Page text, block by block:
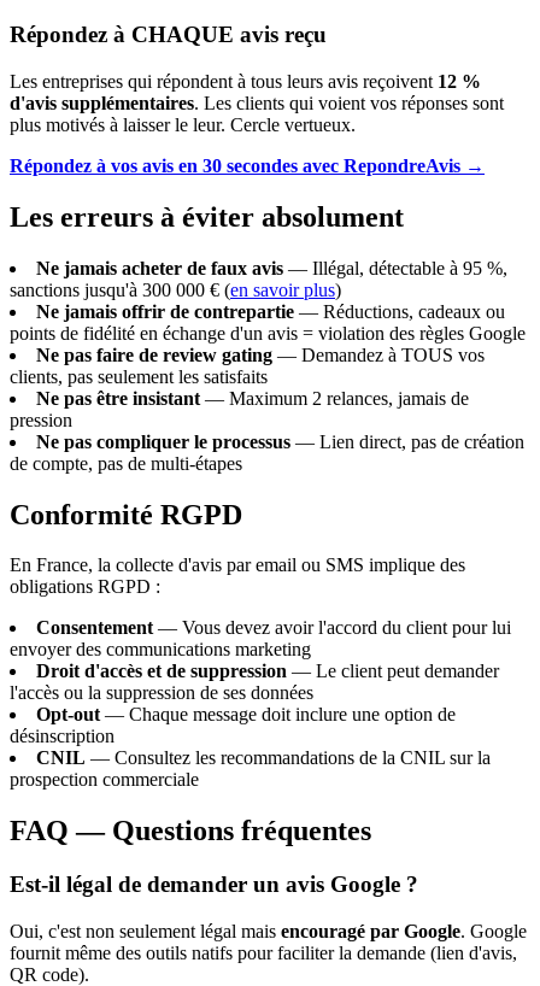
Répondez à CHAQUE avis reçu
Les entreprises qui répondent à tous leurs avis reçoivent 12 %
d'avis supplémentaires. Les clients qui voient vos réponses sont
plus motivés à laisser le leur. Cercle vertueux.
Répondez à vos avis en 30 secondes avec RepondreAvis →
Les erreurs à éviter absolument
Ne jamais acheter de faux avis — Illégal, détectable à 95 %,
sanctions jusqu'à 300 000 € (en savoir plus)
Ne jamais offrir de contrepartie — Réductions, cadeaux ou
points de fidélité en échange d'un avis = violation des règles Google
Ne pas faire de review gating — Demandez à TOUS vos
clients, pas seulement les satisfaits
Ne pas être insistant — Maximum 2 relances, jamais de
pression
Ne pas compliquer le processus — Lien direct, pas de création
de compte, pas de multi-étapes
Conformité RGPD
En France, la collecte d'avis par email ou SMS implique des
obligations RGPD :
Consentement— Vous devez avoir l'accord du client pour lui
envoyer des communications marketing
Droit d'accès et de suppression — Le client peut demander
l'accès ou la suppression de ses données
Opt-out— Chaque message doit inclure une option de
désinscription
CNIL — Consultez les recommandations de la CNIL sur la
prospection commerciale
FAQ — Questions fréquentes
Est-il légal de demander un avis Google ?
Oui, c'est non seulement légal mais encouragé par Google. Google
fournit même des outils natifs pour faciliter la demande (lien d'avis,
QR code).